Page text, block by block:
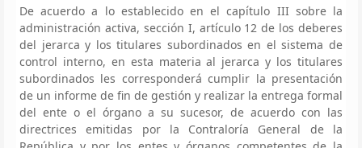
De acuerdo a lo establecido en el capítulo III sobre la
administración activa, sección I, artículo 12 de los deberes
del jerarca y los titulares subordinados en el sistema de
control interno, en esta materia al jerarca y los titulares
subordinados les corresponderá cumplir la presentación
de un informe de fin de gestión y realizar la entrega formal
del ente o el órgano a su sucesor, de acuerdo con las
directrices emitidas por la Contraloría General de la